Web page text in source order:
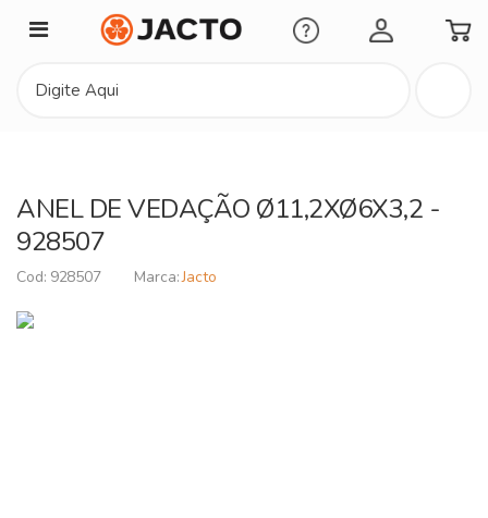
Minha Conta
ANEL DE VEDAÇÃO Ø11,2XØ6X3,2 -
928507
928507 Jacto